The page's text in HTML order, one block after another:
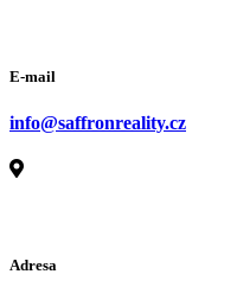
E-mail
info@saffronreality.cz
Adresa